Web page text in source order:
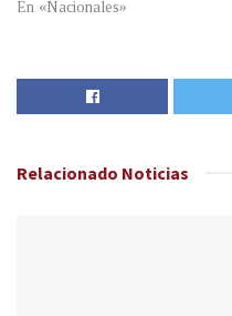
En «Nacionales»
Relacionado Noticias